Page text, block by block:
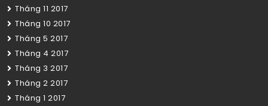
Tháng 11 2017
Tháng 10 2017
Tháng 5 2017
Tháng 4 2017
Tháng 3 2017
Tháng 2 2017
Tháng 1 2017